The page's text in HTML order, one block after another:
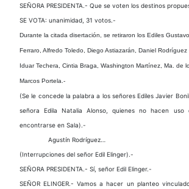
SEÑORA PRESIDENTA.- Que se voten los destinos
SE VOTA: unanimidad, 31 votos.-
Durante la citada disertación, se retiraron los Ediles
Ferraro, Alfredo Toledo, Diego Astiazarán, Daniel
Iduar Techera, Cintia Braga, Washington Martínez, Ma. de
Marcos Portela.-
(Se le concede la palabra a los señores Ediles Javier
señora Edila Natalia Alonso, quienes no hacen
encontrarse en Sala).-
Agustín Rodríguez…
(Interrupciones del señor Edil Elinger).-
SEÑORA PRESIDENTA.- Sí, señor Edil Elinger.-
SEÑOR ELINGER.- Vamos a hacer un planteo